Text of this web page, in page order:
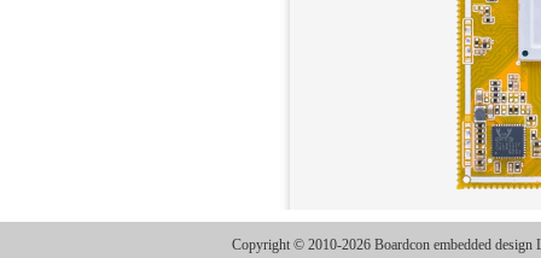
Copyright © 2010-2026 Boardcon embedded